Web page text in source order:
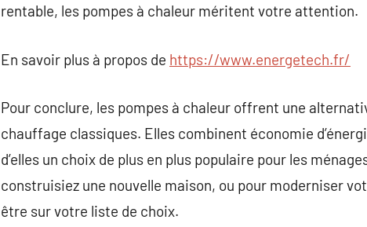
rentable, les pompes à chaleur méritent votre attention.
En savoir plus à propos de https://www.energetech.fr/
Pour conclure, les pompes à chaleur offrent une
chauffage classiques. Elles combinent économie
d’elles un choix de plus en plus populaire pour les
construisiez une nouvelle maison, ou pour moderniser
être sur votre liste de choix.